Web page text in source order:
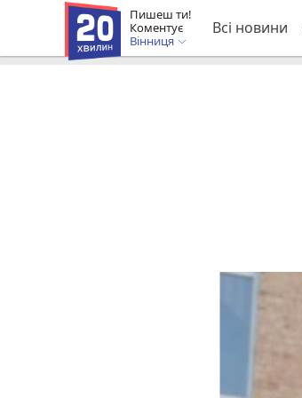
Пишеш ти!
Коментує
Вінниця
Всі новини